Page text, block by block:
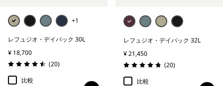
+1
レフュジオ・デイパック 30L
¥ 18,700
評価: 4.5 / 5
(20レビュー
)
比較
レフュジオ・デイパック 32L
¥ 21,450
評価: 4.8 / 5
(20レビュー
)
比較